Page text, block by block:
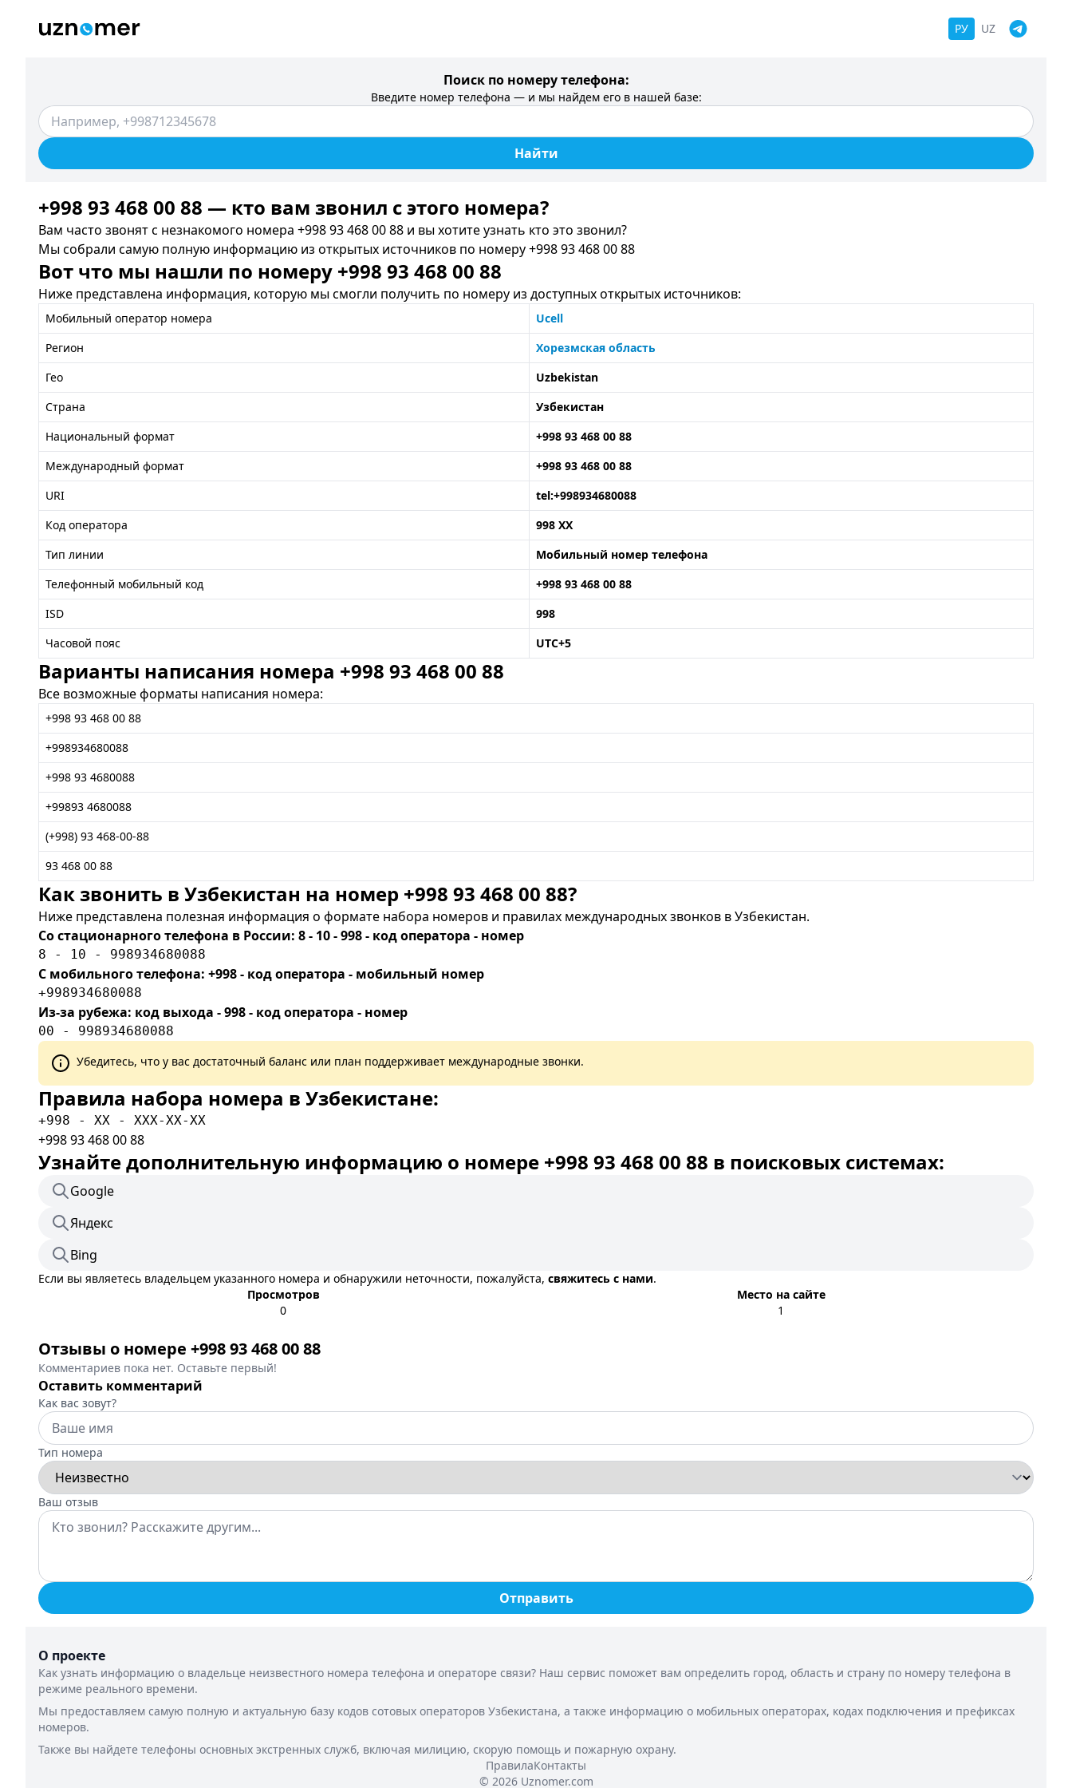
РУ UZ
Поиск по номеру телефона:
Введите номер телефона — и мы найдем его в нашей базе:
Найти
+998 93 468 00 88 — кто вам звонил c этого номера?
Вам часто звонят с незнакомого номера +998 93 468 00 88 и вы хотите узнать кто это звонил?
Мы собрали самую полную информацию из открытых источников по номеру +998 93 468 00 88
Вот что мы нашли по номеру +998 93 468 00 88
Ниже представлена информация, которую мы смогли получить по номеру из доступных открытых источников:
Мобильный оператор номера
Ucell
Регион
Хорезмская область
Гео
Uzbekistan
Страна
Узбекистан
Национальный формат
+998 93 468 00 88
Международный формат
+998 93 468 00 88
URI
tel:+998934680088
Код оператора
998 XX
Тип линии
Мобильный номер телефона
Телефонный мобильный код
+998 93 468 00 88
ISD
998
Часовой пояс
UTC+5
Варианты написания номера +998 93 468 00 88
Все возможные форматы написания номера:
+998 93 468 00 88
+998934680088
+998 93 4680088
+99893 4680088
(+998) 93 468-00-88
93 468 00 88
Как звонить в Узбекистан на номер +998 93 468 00 88?
Ниже представлена полезная информация о формате набора номеров и правилах международных звонков в Узбекистан.
Со стационарного телефона в России: 8 - 10 - 998 - код оператора - номер
8 - 10 - 998934680088
С мобильного телефона: +998 - код оператора - мобильный номер
+998934680088
Из-за рубежа: код выхода - 998 - код оператора - номер
00 - 998934680088
Убедитесь, что у вас достаточный баланс или план поддерживает международные звонки.
Правила набора номера в Узбекистане:
+998 - XX - XXX-XX-XX
+998 93 468 00 88
Узнайте дополнительную информацию о номере +998 93 468 00 88 в поисковых системах:
Google
Яндекс
Bing
Если вы являетесь владельцем указанного номера и обнаружили неточности, пожалуйста, свяжитесь с нами.
Просмотров
0
Место на сайте
1
Отзывы о номере +998 93 468 00 88
Комментариев пока нет. Оставьте первый!
Оставить комментарий
Как вас зовут?
Тип номера
Ваш отзыв
Отправить
О проекте
Как узнать информацию о владельце неизвестного номера телефона и операторе связи? Наш сервис поможет вам определить город, область и страну по номеру телефона в
режиме реального времени.
Мы предоставляем самую полную и актуальную базу кодов сотовых операторов Узбекистана, а также информацию о мобильных операторах, кодах подключения и префиксах
номеров.
Также вы найдете телефоны основных экстренных служб, включая милицию, скорую помощь и пожарную охрану.
ПравилаКонтакты
© 2026 Uznomer.com